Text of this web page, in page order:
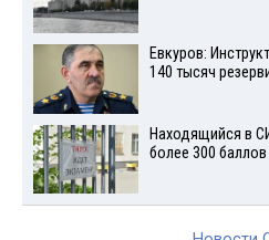
Евкуров:
140 тысяч
Находящийся в
более 300